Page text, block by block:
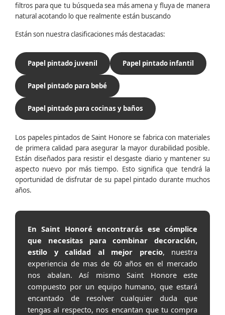
filtros para que tu búsqueda sea más amena y fluya de manera
natural acotando lo que realmente están buscando
Están son nuestra clasificaciones más destacadas:
Papel pintado juvenil Papel pintado infantil
Papel pintado para bebé
Papel pintado para cocinas y baños
Los papeles pintados de Saint Honore se fabrica con materiales
de primera calidad para asegurar la mayor durabilidad posible.
Están diseñados para resistir el desgaste diario y mantener su
aspecto nuevo por más tiempo. Esto significa que tendrá la
oportunidad de disfrutar de su papel pintado durante muchos
años.
En Saint Honoré encontrarás ese cómplice
que necesitas para combinar decoración,
estilo y calidad al mejor precio, nuestra
experiencia de mas de 60 años en el mercado
nos abalan. Así mismo Saint Honore este
compuesto por un equipo humano, que estará
encantado de resolver cualquier duda que
tengas al respecto, nos encantan que tu compra